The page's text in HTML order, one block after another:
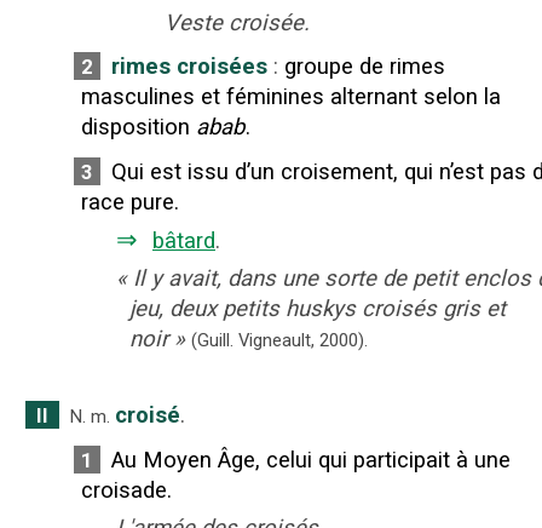
Veste croisée.
2 rimes croisées : groupe de rimes
masculines et féminines alternant selon la
disposition abab.
3
Qui est issu d’un croisement, qui n’est pas
race pure.
⇒ bâtard.
« Il y avait, dans une sorte de petit enclos
jeu, deux petits huskys croisés gris et
noir » (Guill. Vigneault, 2000).
II N. m. croisé.
1
Au Moyen Âge, celui qui participait à une
croisade.